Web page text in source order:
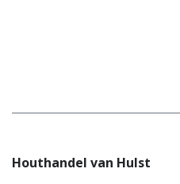
Houthandel van Hulst